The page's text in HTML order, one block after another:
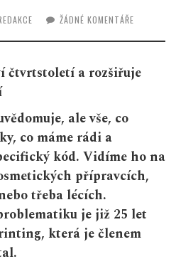
ŽÁDNÉ KOMENTÁŘE
a rozšiřuje
ale vše, co
co máme rádi a
kód. Vidíme ho na
přípravcích,
třeba lécích.
je již 25 let
která je členem